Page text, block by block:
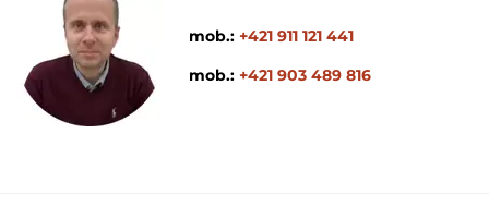
mob.: +421 911 121 441
mob.: +421 903 489 816